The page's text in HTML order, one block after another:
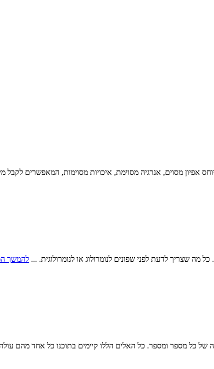
אפיון מסוים, אנרגיה מסוימת, איכויות מסוימות, המאפשרים לקבל
מה שצריך לדעת לפני שפונים לנומרולוג או לנומרולוגית. ... להמשך
של כל מספר ומספר. כל האלים הללו קיימים בתוכנו כל אחד מהם